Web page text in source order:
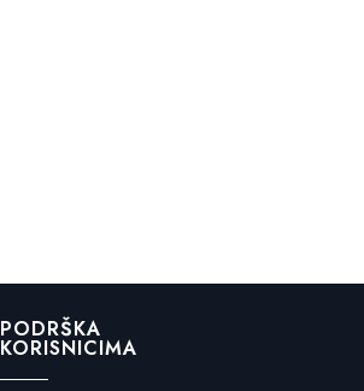
PODRŠKA
KORISNICIMA